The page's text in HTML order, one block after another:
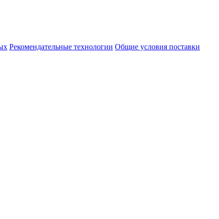
Рекомендательные технологии Общие условия поставки